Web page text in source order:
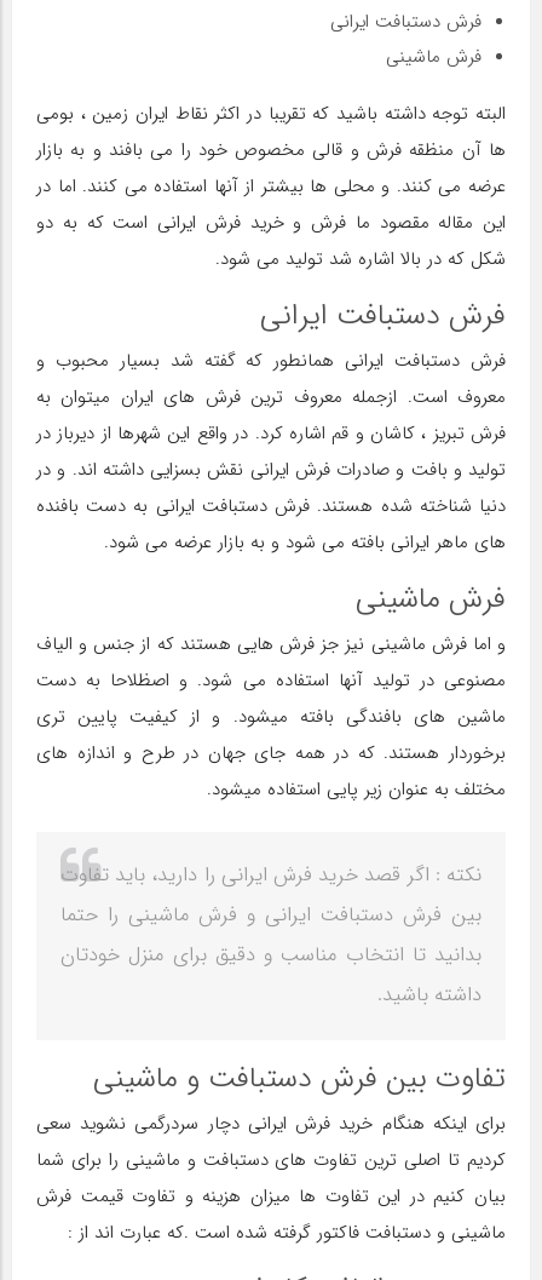
فرش دستبافت ایرانی
فرش ماشینی
البته توجه داشته باشید که تقریبا در اکثر نقاط ایران زمین ، بومی
ها آن منظقه فرش و قالی مخصوص خود را می بافند و به بازار
عرضه می کنند. و محلی ها بیشتر از آنها استفاده می کنند. اما در
این مقاله مقصود ما فرش و خرید فرش ایرانی است که به دو
شکل که در بالا اشاره شد تولید می شود.
فرش دستبافت ایرانی
فرش دستبافت ایرانی همانطور که گفته شد بسیار محبوب و
معروف است. ازجمله معروف ترین فرش های ایران میتوان به
فرش تبریز ، کاشان و قم اشاره کرد. در واقع این شهرها از دیرباز در
تولید و بافت و صادرات فرش ایرانی نقش بسزایی داشته اند. و در
دنیا شناخته شده هستند. فرش دستبافت ایرانی به دست بافنده
های ماهر ایرانی بافته می شود و به بازار عرضه می شود.
فرش ماشینی
و اما فرش ماشینی نیز جز فرش هایی هستند که از جنس و الیاف
مصنوعی در تولید آنها استفاده می شود. و اصظلاحا به دست
ماشین های بافندگی بافته میشود. و از کیفیت پایین تری
برخوردار هستند. که در همه جای جهان در طرح و اندازه های
مختلف به عنوان زیر پایی استفاده میشود.
نکته : اگر قصد خرید فرش ایرانی را دارید، باید تفاوت
بین فرش دستبافت ایرانی و فرش ماشینی را حتما
بدانید تا انتخاب مناسب و دقیق برای منزل خودتان
داشته باشید.
تفاوت بین فرش دستبافت و ماشینی
برای اینکه هنگام خرید فرش ایرانی دچار سردرگمی نشوید سعی
کردیم تا اصلی ترین تفاوت های دستبافت و ماشینی را برای شما
بیان کنیم در این تفاوت ها میزان هزینه و تفاوت قیمت فرش
ماشینی و دستبافت فاکتور گرفته شده است .که عبارت اند از :